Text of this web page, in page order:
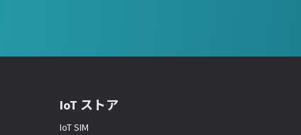
IoT ストア
IoT SIM